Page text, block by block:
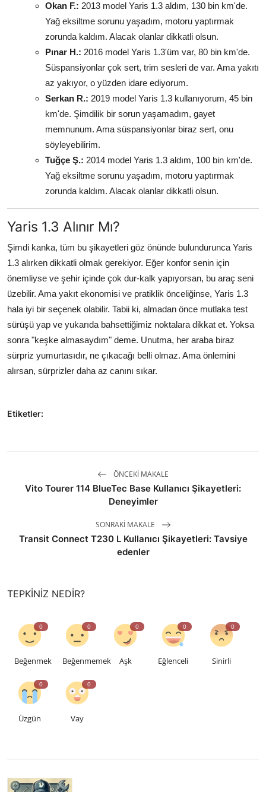
Okan F.: 2013 model Yaris 1.3 aldım, 130 bin km'de.
Yağ eksiltme sorunu yaşadım, motoru yaptırmak
zorunda kaldım. Alacak olanlar dikkatli olsun.
Pınar H.: 2016 model Yaris 1.3'üm var, 80 bin km'de.
Süspansiyonlar çok sert, trim sesleri de var. Ama yakıtı
az yakıyor, o yüzden idare ediyorum.
Serkan R.: 2019 model Yaris 1.3 kullanıyorum, 45 bin
km'de. Şimdilik bir sorun yaşamadım, gayet
memnunum. Ama süspansiyonlar biraz sert, onu
söyleyebilirim.
Tuğçe Ş.: 2014 model Yaris 1.3 aldım, 100 bin km'de.
Yağ eksiltme sorunu yaşadım, motoru yaptırmak
zorunda kaldım. Alacak olanlar dikkatli olsun.
Yaris 1.3 Alınır Mı?
Şimdi kanka, tüm bu şikayetleri göz önünde bulundurunca Yaris
1.3 alırken dikkatli olmak gerekiyor. Eğer konfor senin için
önemliyse ve şehir içinde çok dur-kalk yapıyorsan, bu araç seni
üzebilir. Ama yakıt ekonomisi ve pratiklik önceliğinse, Yaris 1.3
hala iyi bir seçenek olabilir. Tabii ki, almadan önce mutlaka test
sürüşü yap ve yukarıda bahsettiğimiz noktalara dikkat et. Yoksa
sonra "keşke almasaydım" deme. Unutma, her araba biraz
sürpriz yumurtasıdır, ne çıkacağı belli olmaz. Ama önlemini
alırsan, sürprizler daha az canını sıkar.
Etiketler:
ÖNCEKI MAKALE
Vito Tourer 114 BlueTec Base Kullanıcı Şikayetleri:
Deneyimler
SONRAKI MAKALE
Transit Connect T230 L Kullanıcı Şikayetleri: Tavsiye
edenler
TEPKINIZ NEDIR?
0
Beğenmek
0
Beğenmemek
0
Aşk
0
Eğlenceli
0
Sinirli
0
Üzgün
0
Vay